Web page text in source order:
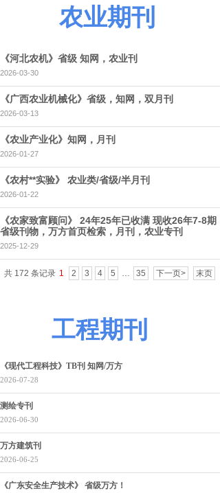
2 4 5 … 14 下一页>
农业期刊
《河北农机》省级 知网，农业刊
2026-03-30
《广西农业机械化》省级，知网，双月刊
2026-03-13
《农业产业化》知网，月刊
2026-01-27
《农村**实验》 农业类/省级/半月刊
2026-01-22
《农家致富顾问》 24年25年已收满 现收26年7-8期
省级刊物，万方首页检索，月刊，农业专刊
2025-12-29
共 172 条记录 1 2 3 4 5 … 35 下一页> 末页
工程期刊
《现代工程科技》TB刊 知网/万方
2026-07-28
测绘专刊
2026-06-30
万方建筑刊
2026-06-25
《广东安全生产技术》 省级万方！